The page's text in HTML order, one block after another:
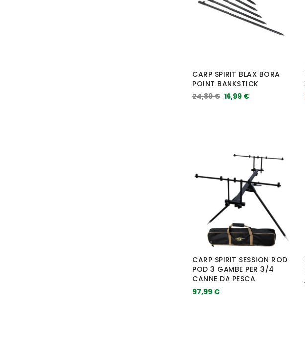
CARP SPIRIT BLAX BORA
POINT BANKSTICK
16,99 €
24,89 €
CARP SPIRIT SESSION ROD
POD 3 GAMBE PER 3/4
CANNE DA PESCA
97,99 €